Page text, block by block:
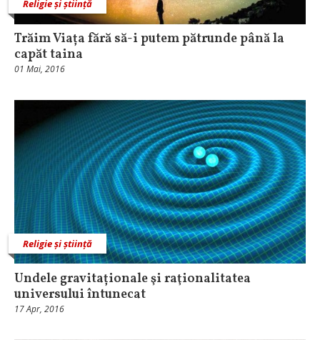
Religie și știință
Trăim Viața fără să-i putem pătrunde până la
capăt taina
01 Mai, 2016
Religie și știință
Undele gravitaționale şi raţionalitatea
universului întunecat
17 Apr, 2016